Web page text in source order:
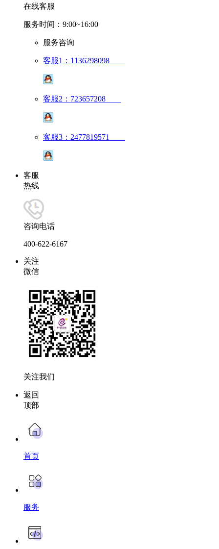
在线客服
服务时间：9:00~16:00
服务咨询
客服1：1136298098
客服2：723657208
客服3：2477819571
客服
热线
咨询电话
400-622-6167
关注
微信
关注我们
返回
顶部
首页
服务